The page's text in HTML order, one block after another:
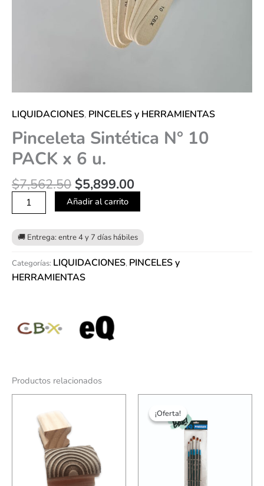
LIQUIDACIONES, PINCELES y HERRAMIENTAS
Pinceleta Sintética N° 10
PACK x 6 u.
$7,562.50 $5,899.00
Añadir al carrito
Categorías: LIQUIDACIONES, PINCELES y
HERRAMIENTAS
Productos relacionados
¡Oferta!
¡Oferta!
El
original
era:
$11,864.17.
El